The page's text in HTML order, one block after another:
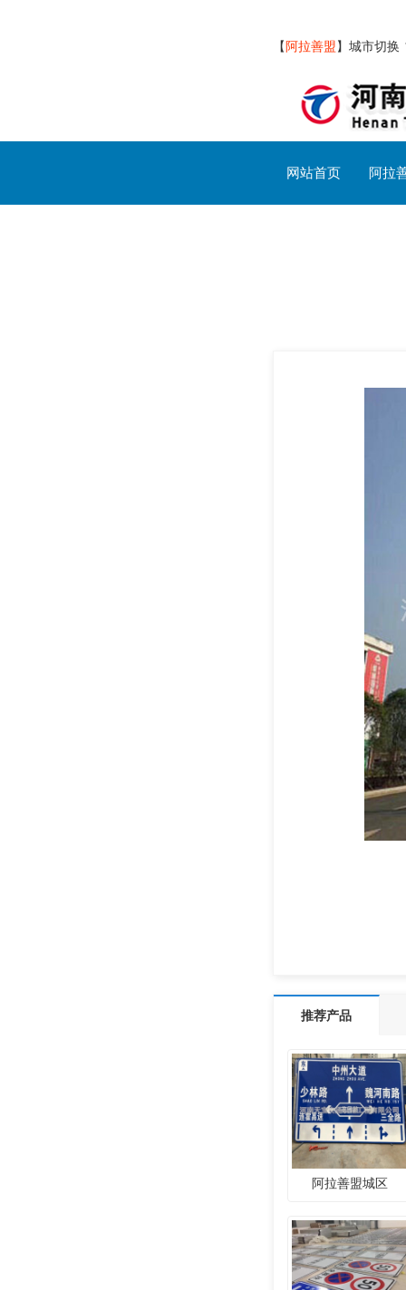
【阿拉善盟】 城市切换
网站首页 阿拉
推荐产品
阿拉善盟城区